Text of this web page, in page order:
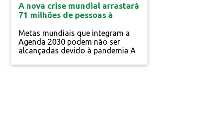
A nova crise mundial arrastará
71 milhões de pessoas à
Metas mundiais que integram a
Agenda 2030 podem não ser
alcançadas devido à pandemia A
alcançar os Objetivos Mundiais